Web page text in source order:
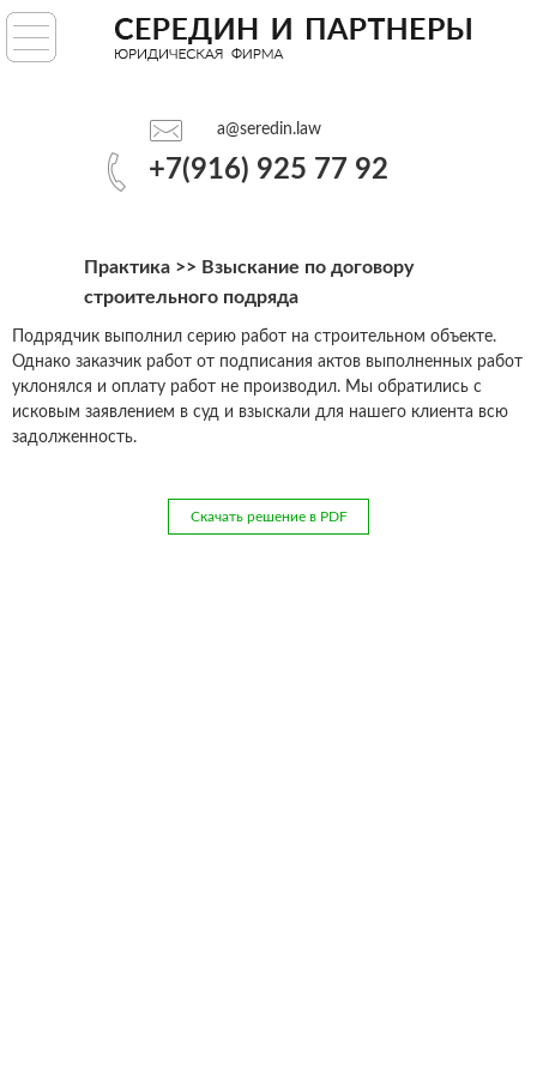
a@seredin.law
+7(916) 925 77 92
ГЛАВНАЯ
ПРАКТИКА
О НАС
a@seredin.law
+7(916) 925 77 92
Практика >> Взыскание по договору
строительного подряда
Подрядчик выполнил серию работ на строительном объекте.
Однако заказчик работ от подписания актов выполненных работ
уклонялся и оплату работ не производил. Мы обратились с
исковым заявлением в суд и взыскали для нашего клиента всю
задолженность.
Скачать решение в PDF